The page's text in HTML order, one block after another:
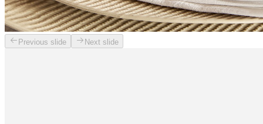
Previous slide Next slide